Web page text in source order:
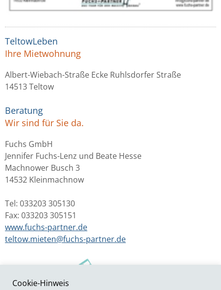
TeltowLeben
Ihre Mietwohnung
Albert-Wiebach-Straße Ecke Ruhlsdorfer Straße
14513 Teltow
Beratung
Wir sind für Sie da.
Fuchs GmbH
Jennifer Fuchs-Lenz und Beate Hesse
Machnower Busch 3
14532 Kleinmachnow
Tel: 033203 305130
Fax: 033203 305151
www.fuchs-partner.de
teltow.mieten@fuchs-partner.de
Cookie-Hinweis